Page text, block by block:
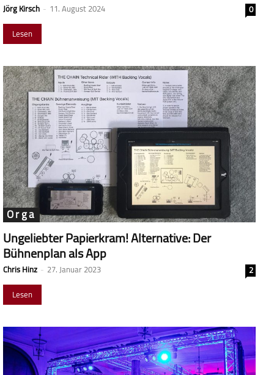
Jörg Kirsch - 11. August 2024
0
Lesen
Orga
Ungeliebter Papierkram! Alternative: Der
Bühnenplan als App
Chris Hinz - 27. Januar 2023
2
Lesen